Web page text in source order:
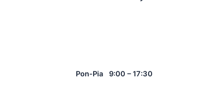
Pon-Pia 9:00 – 17:30